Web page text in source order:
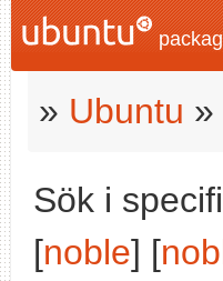
» Ubuntu »
Sök i
[noble] [